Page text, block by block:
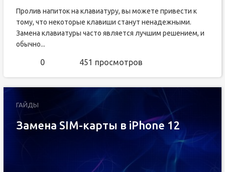
Пролив напиток на клавиатуру, вы можете привести к
тому, что некоторые клавиши станут ненадежными.
Замена клавиатуры часто является лучшим решением, и
обычно...
0 451 просмотров
ГАЙДЫ
Замена SIM-карты в iPhone 12